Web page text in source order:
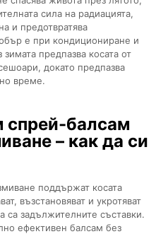
сила на радиацията,
и предотвратява
е при кондициониране и
предпазва косата от
докато предпазва
време.
спрей-балсам
– как да си
поддържат косата
възстановяват и укротяват
са задължителните съставки.
ефективен балсам без